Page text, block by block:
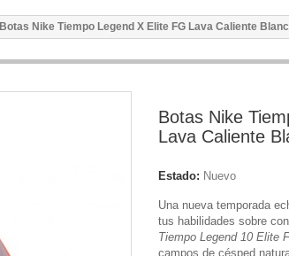
Botas Nike Tiempo Legend X Elite FG Lava Caliente
Botas Nike
Lava Caliente
Estado: Nuevo
Una nueva temporada
tus habilidades sobre
Tiempo Legend 10 Elite
campos de césped